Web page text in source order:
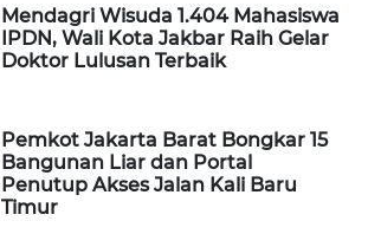
Mendagri Wisuda 1.404 Mahasiswa
IPDN, Wali Kota Jakbar Raih Gelar
Doktor Lulusan Terbaik
Pemkot Jakarta Barat Bongkar 15
Bangunan Liar dan Portal
Penutup Akses Jalan Kali Baru
Timur